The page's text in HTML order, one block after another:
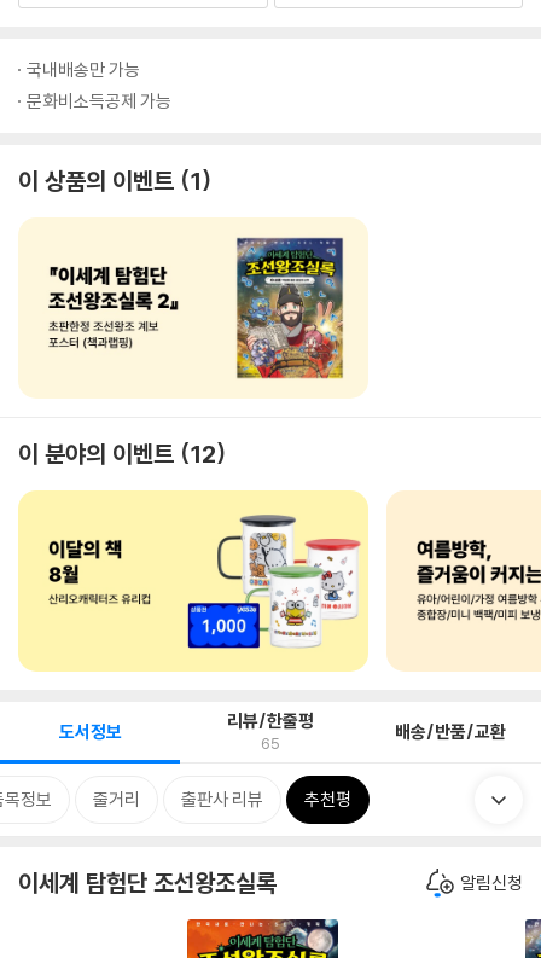
국내배송만 가능
문화비소득공제 가능
이 상품의 이벤트 1
이 분야의 이벤트 12
도서정보 리뷰/한줄평
65 배송/반품/교환
목정보 줄거리 출판사 리뷰 추천평
이세계 탐험단 조선왕조실록 알림신청